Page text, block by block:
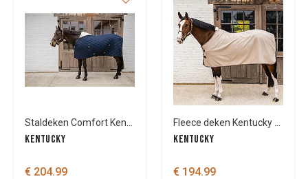
KENTUCKY
€ 204.99
KENTUCKY
€ 194.99